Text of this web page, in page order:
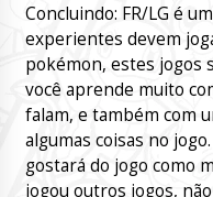
Concluindo: FR/LG é
experientes devem
pokémon, estes jogos
você aprende muito
falam, e também com
algumas coisas no
gostará do jogo como
jogou outros jogos,